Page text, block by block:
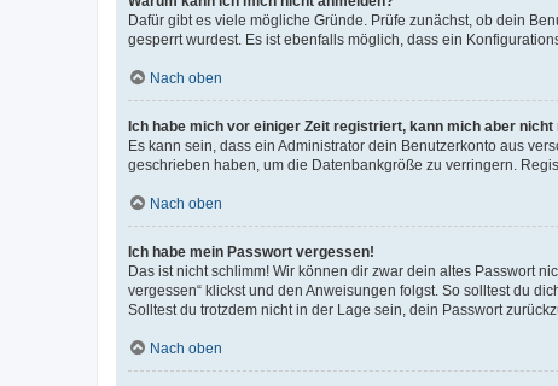
Dafür gibt es viele mögliche Gründe. Prüfe zunächst, ob dein
gesperrt wurdest. Es ist ebenfalls möglich, dass ein
Nach oben
Ich habe mich vor einiger Zeit registriert, kann mich aber nicht
Es kann sein, dass ein Administrator dein Benutzerkonto aus
geschrieben haben, um die Datenbankgröße zu verringern.
Nach oben
Ich habe mein Passwort vergessen!
Das ist nicht schlimm! Wir können dir zwar dein altes Passwort
vergessen“ klickst und den Anweisungen folgst. So solltest du
Solltest du trotzdem nicht in der Lage sein, dein Passwort
Nach oben